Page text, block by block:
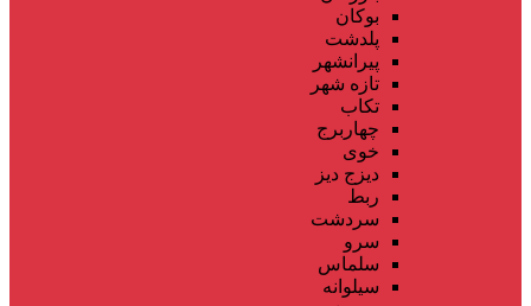
بوکان
پلدشت
پیرانشهر
تازه شهر
تکاب
چهاربرج
خوی
دیزج دیز
ربط
سردشت
سرو
سلماس
سیلوانه